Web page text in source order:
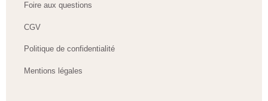
Foire aux questions
CGV
Politique de confidentialité
Mentions légales